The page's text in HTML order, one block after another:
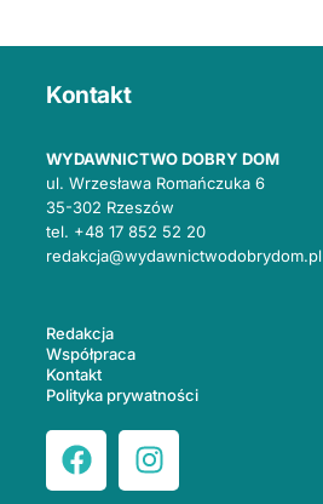
Kontakt
WYDAWNICTWO DOBRY DOM
ul. Wrzesława Romańczuka 6
35-302 Rzeszów
tel. +48 17 852 52 20
redakcja@wydawnictwodobrydom.pl
Redakcja
Współpraca
Kontakt
Polityka prywatności